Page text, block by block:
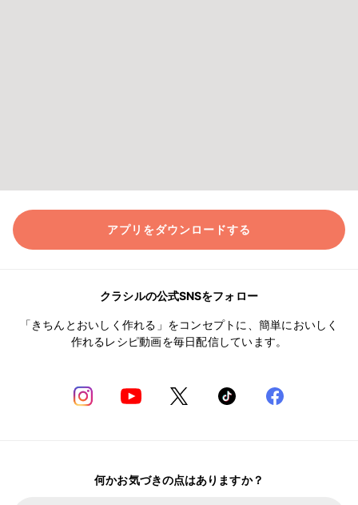
アプリをダウンロードする
クラシルの公式SNSをフォロー
「きちんとおいしく作れる」をコンセプトに、簡単においしく
作れるレシピ動画を毎日配信しています。
何かお気づきの点はありますか？